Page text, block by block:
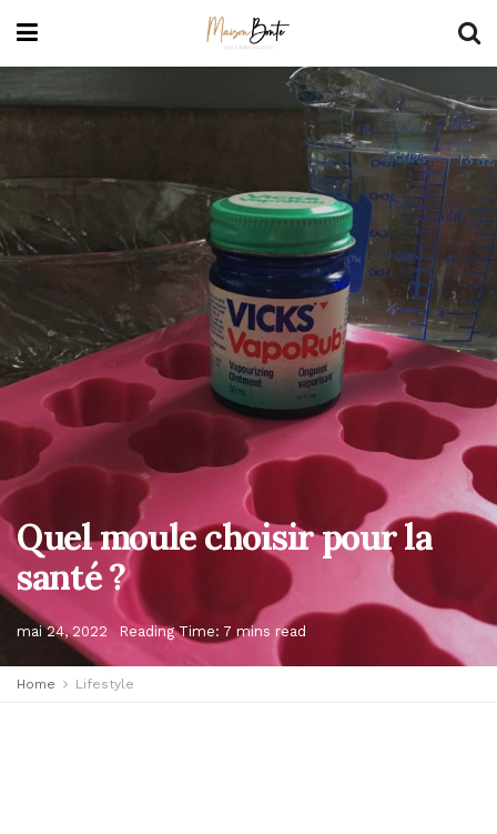
Quel moule choisir pour la
santé ?
mai 24, 2022 Reading Time: 7 mins read
Home Lifestyle